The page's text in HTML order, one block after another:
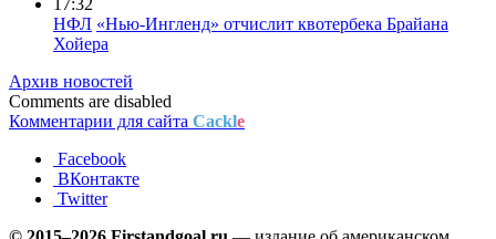
17:32
НФЛ «Нью-Ингленд» отчислит квотербека Брайана
Хойера
Архив новостей
Comments are disabled
Комментарии для сайта Cackle
Facebook
ВКонтакте
Twitter